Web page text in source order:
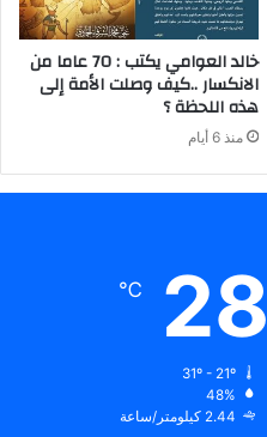
خالد العوامي يكتب : 70 عاما من
الانكسار ..كيف وصلت الأمة إلى
هذه اللحظة ؟
منذ 6 أيام
28
℃
48%
2.44 كيلومتر/ساعة